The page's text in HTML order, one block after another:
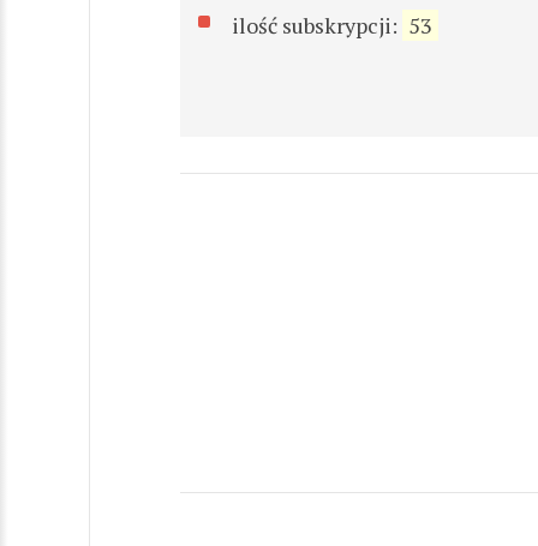
ilość subskrypcji: 53